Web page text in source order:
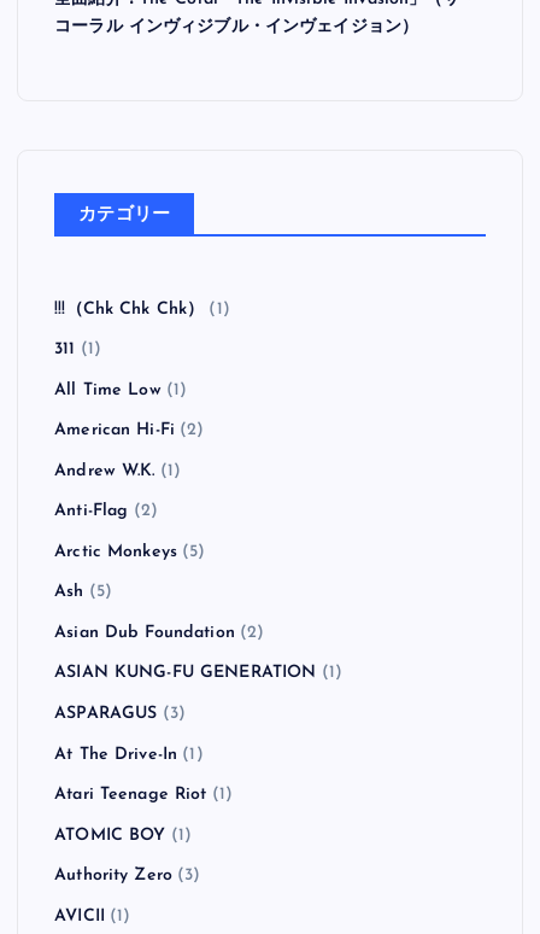
コーラル インヴィジブル・インヴェイジョン）
カテゴリー
!!!（Chk Chk Chk） (1)
311 (1)
All Time Low(1)
American Hi-Fi (2)
Andrew W.K. (1)
Anti-Flag (2)
Arctic Monkeys (5)
Ash (5)
Asian Dub Foundation (2)
ASIAN KUNG-FU GENERATION (1)
ASPARAGUS (3)
At The Drive-In (1)
Atari Teenage Riot (1)
ATOMIC BOY (1)
Authority Zero (3)
AVICII (1)